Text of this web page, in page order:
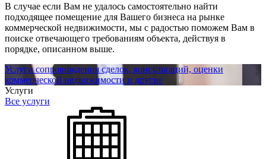
В случае если Вам не удалось самостоятельно найти
подходящее помещение для Вашего бизнеса на рынке
коммерческой недвижимости, мы с радостью поможем Вам в
поиске отвечающего требованиям объекта, действуя в
порядке, описанном выше.
Услуги сопровождения сделок, консультаций, оценки
коммерческой недвижимости и другие
Услуги
Все услуги